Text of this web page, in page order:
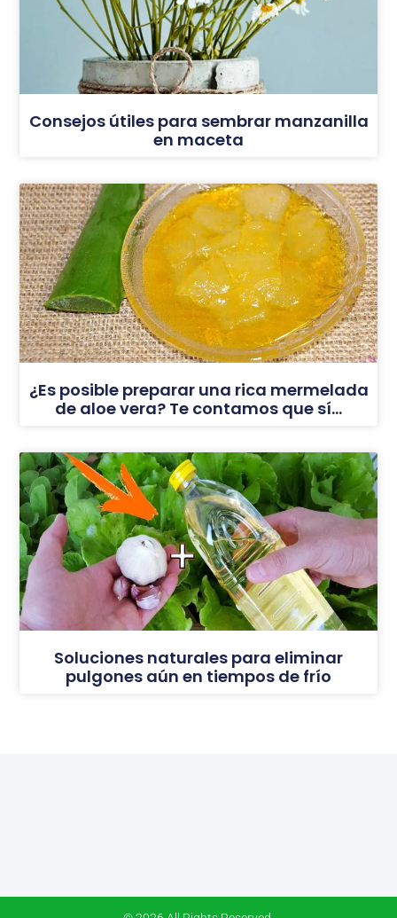
Consejos útiles para sembrar manzanilla
en maceta
¿Es posible preparar una rica mermelada
de aloe vera? Te contamos que sí…
Soluciones naturales para eliminar
pulgones aún en tiempos de frío